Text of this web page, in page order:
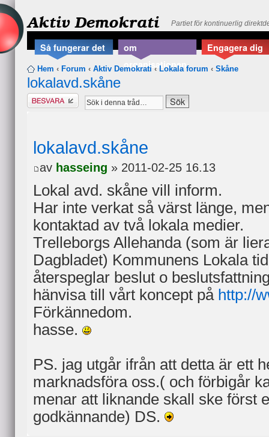
Aktiv Demokrati Partiet för kontinuerlig
Så fungerar det
om
organisationen
Engagera dig
Hem ‹ Forum ‹ Aktiv Demokrati ‹ Lokala forum ‹ Skåne
lokalavd.skåne
Besvara
lokalavd.skåne
av hasseing » 2011-02-25 16.13
Lokal avd. skåne vill inform.
Har inte verkat så värst länge,
kontaktad av två lokala medier.
Trelleborgs Allehanda (som är
Dagbladet) Kommunens Lokala
återspeglar beslut o
hänvisa till vårt koncept på http://
Förkännedom.
hasse.
PS. jag utgår ifrån att detta är ett
marknadsföra oss.( och förbigår
menar att liknande skall ske först
godkännande) DS.